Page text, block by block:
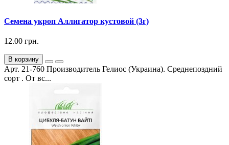
Семена укроп Аллигатор кустовой (3г)
12.00 грн.
В корзину
Арт. 21-760 Производитель Гелиос (Украина). Среднепоздний
сорт . От вс...